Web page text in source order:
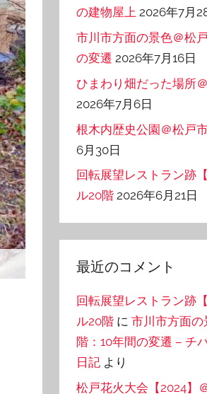
の建物屋上 2026年7月
市川市方面の景色＠松
の変遷 2026年7月16日
ひまわり畑だった場所
2026年7月6日
根木内歴史公園＠松戸
6月30日
回転展望レストラン跡
ル20階 2026年6月21日
最近のコメント
回転展望レストラン跡
ル20階 に市川市方面
階：10年間の変遷 – チ
日記 より
松戸花火大会【2024】